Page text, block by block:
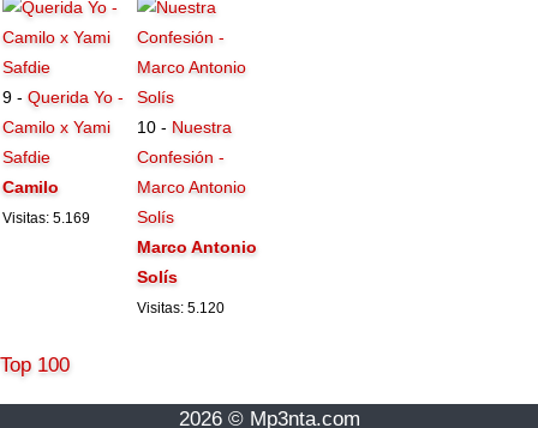
9 -Querida Yo -
Camilo x Yami
Safdie
Camilo
Visitas: 5.169
10 - Nuestra
Confesión -
Marco Antonio
Solís
Marco Antonio
Solís
Visitas: 5.120
Top 100
2026 © Mp3nta.com